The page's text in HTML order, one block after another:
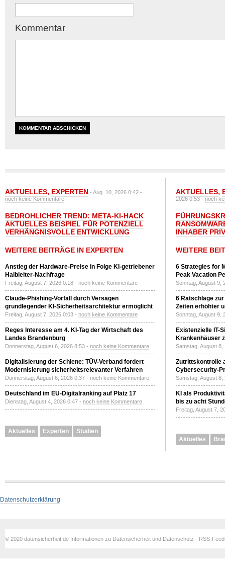
Kommentar
AKTUELLES, EXPERTEN - Aug. 10, 2026 0:42 -
noch keine Kommentare
BEDROHLICHER TREND: META-KI-HACK
AKTUELLES BEISPIEL FÜR POTENZIELL
VERHÄNGNISVOLLE ENTWICKLUNG
WEITERE BEITRÄGE IN EXPERTEN
Anstieg der Hardware-Preise in Folge KI-getriebener
Halbleiter-Nachfrage
Freitag, August 7, 2026 0:18 - noch keine Kommentare
Claude-Phishing-Vorfall durch Versagen
grundlegender KI-Sicherheitsarchitektur ermöglicht
Freitag, August 7, 2026 0:03 - noch keine Kommentare
Reges Interesse am 4. KI-Tag der Wirtschaft des
Landes Brandenburg
Donnerstag, August 6, 2026 8:53 - noch keine Kommentare
Digitalisierung der Schiene: TÜV-Verband fordert
Modernisierung sicherheitsrelevanter Verfahren
Donnerstag, August 6, 2026 0:37 - noch keine Kommentare
Deutschland im EU-Digitalranking auf Platz 17
Dienstag, August 4, 2026 0:47 - noch keine Kommentare
Aktuelles Experten Studien
AKTUELLES,
2026 0:53 -noch
INHABER
WEITERE
6 Strategies for
Peak Vacation
Sonntag, August 9,
6 Ratschläge
Zeiten erhöhter
Sonntag, August 9,
Existenzielle IT-
Krankenhäuser
Samstag, August
Zutrittskontrolle
Cybersecurity-
Samstag, August
KI als
bis zu acht
Freitag, August 7,
Aktuelles
Datenschutzerklärung
© 2020 datensicherheit.de Informationen zu Datensicherheit und Datenschutz - RSS-